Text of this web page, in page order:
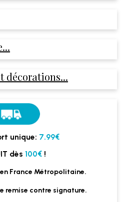
décorations...
unique: 7.99€
dès 100€ !
France Métropolitaine.
remise contre signature.